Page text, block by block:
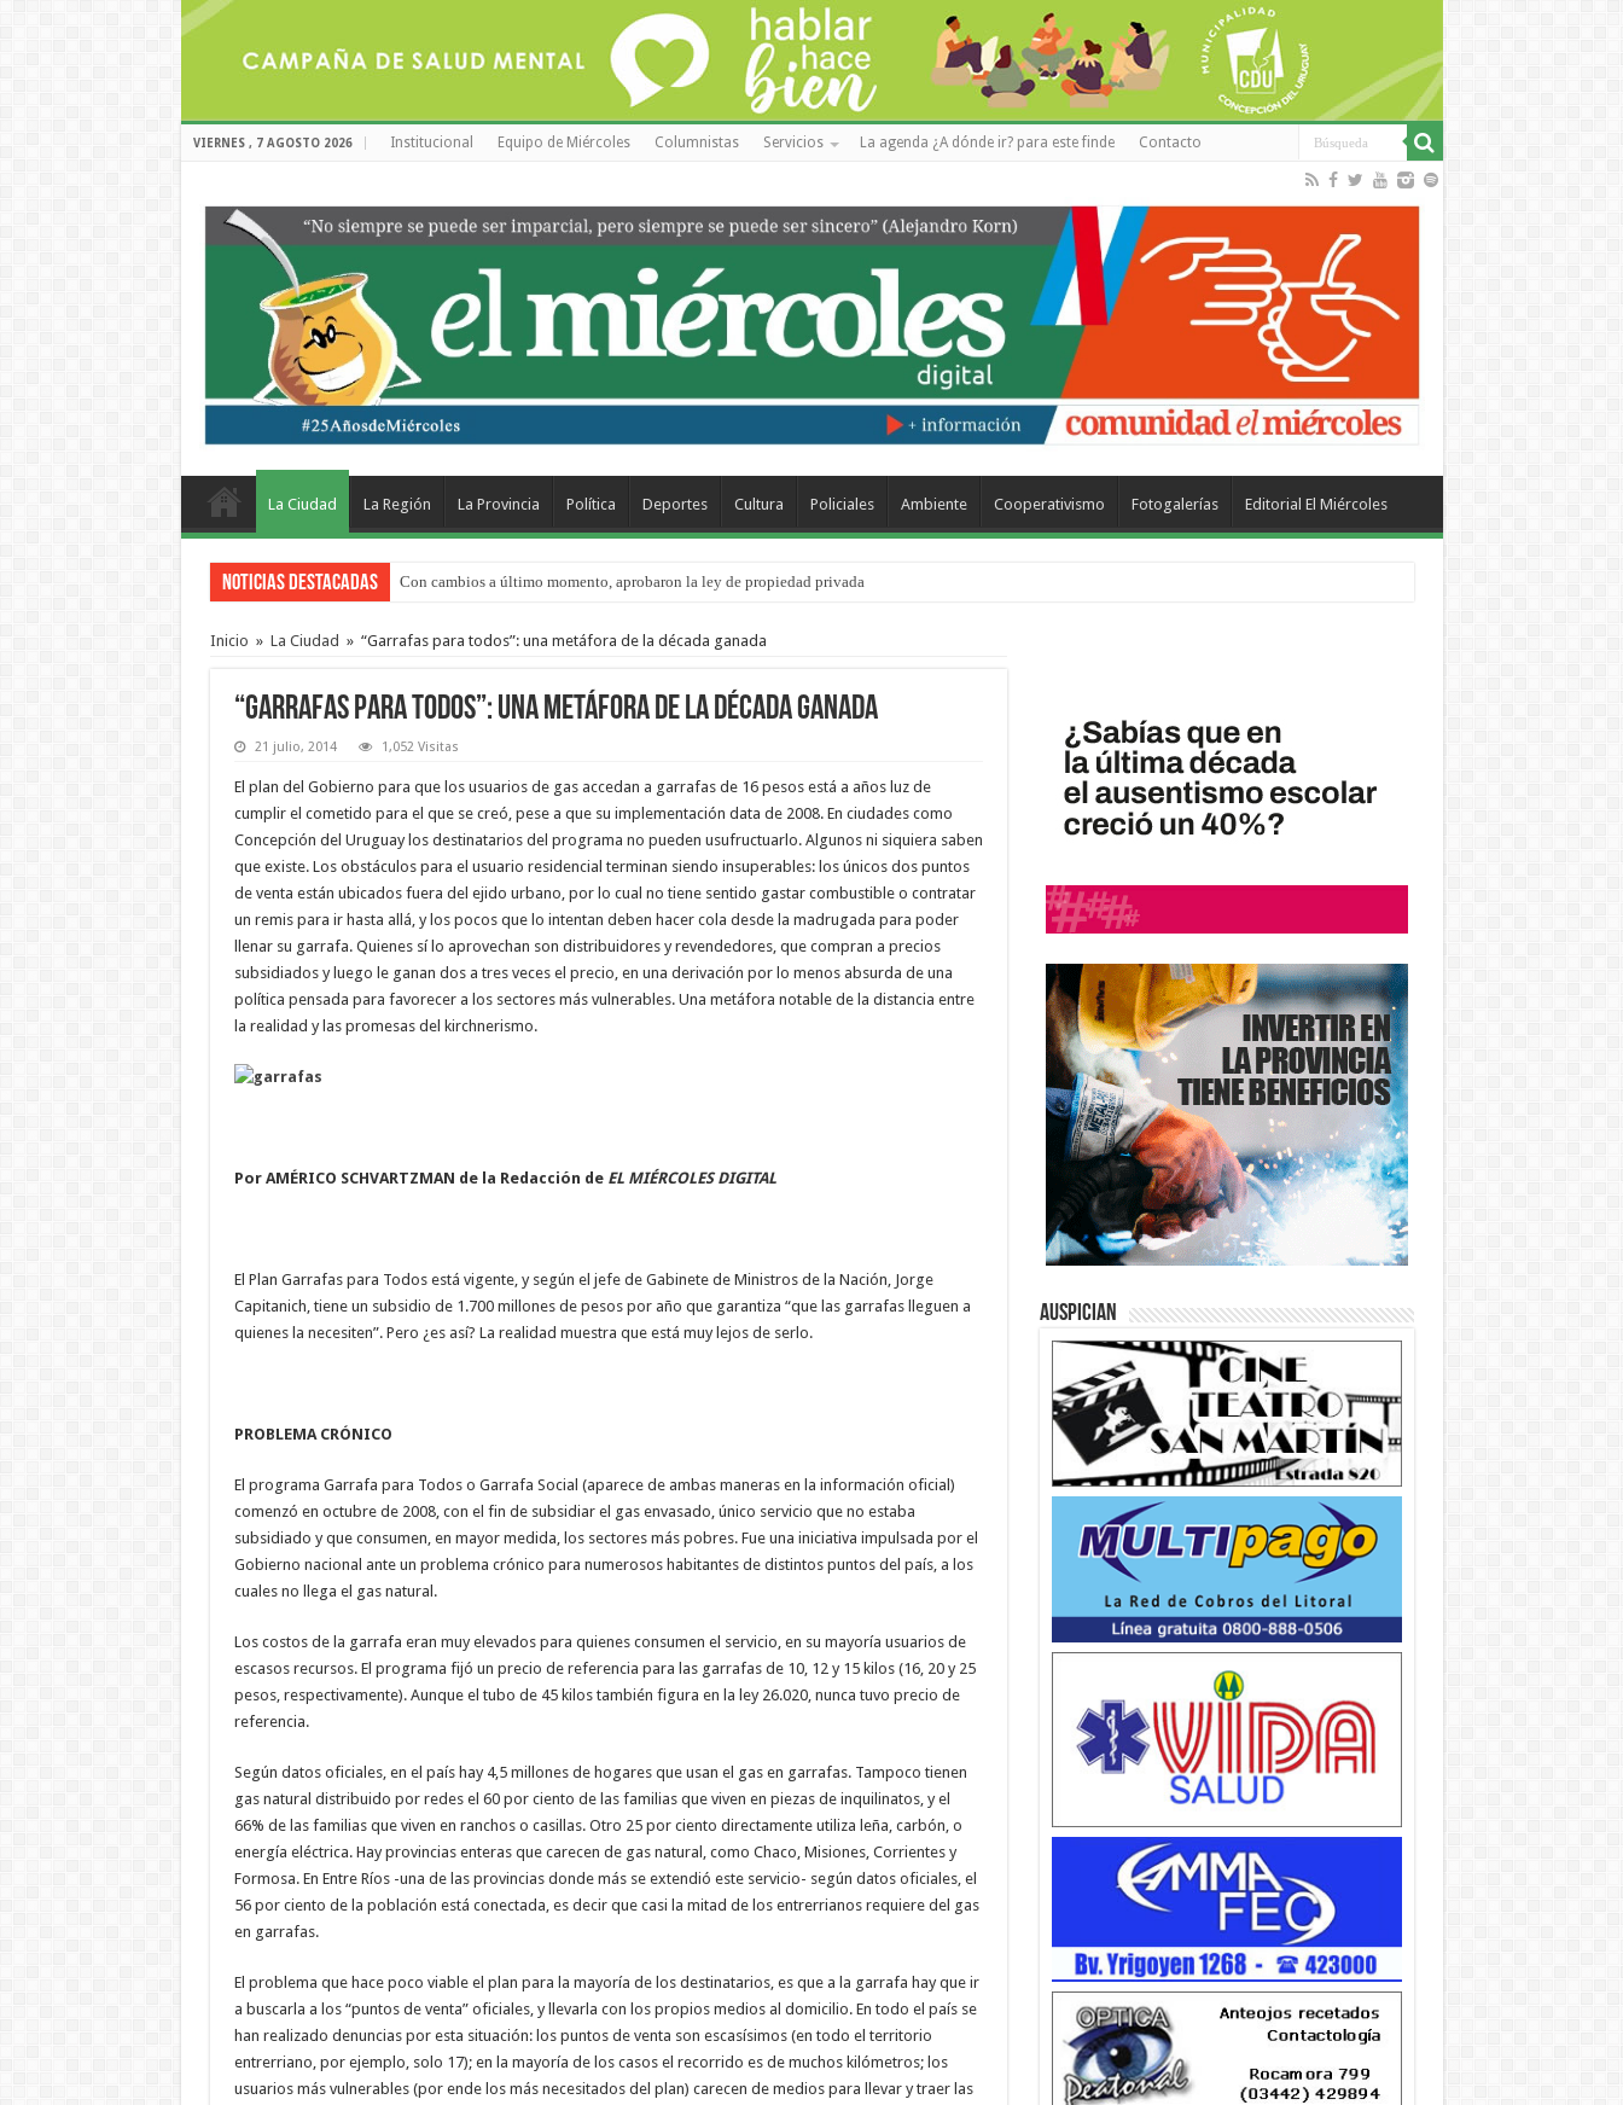
VIERNES , 7 AGOSTO 2026 Institucional Equipo de Miércoles Columnistas Servicios La agenda ¿A dónde ir? para este finde Contacto
La Ciudad La Región La Provincia Política Deportes Cultura Policiales Ambiente Cooperativismo Fotogalerías Editorial El Miércoles
Noticias Destacadas Con cambios a último momento, aprobaron la ley de propiedad privada
Del viernes 7 al domingo 9 de agosto: la agenda ¿A dónde ir? para este finde
Inicio » La Ciudad » “Garrafas para todos”: una metáfora de la década ganada
“Garrafas para todos”: una metáfora de la década ganada
21 julio, 2014 1,052 Visitas
El plan del Gobierno para que los usuarios de gas accedan a garrafas de 16 pesos está a años luz de
cumplir el cometido para el que se creó, pese a que su implementación data de 2008. En ciudades como
Concepción del Uruguay los destinatarios del programa no pueden usufructuarlo. Algunos ni siquiera saben
que existe. Los obstáculos para el usuario residencial terminan siendo insuperables: los únicos dos puntos
de venta están ubicados fuera del ejido urbano, por lo cual no tiene sentido gastar combustible o contratar
un remis para ir hasta allá, y los pocos que lo intentan deben hacer cola desde la madrugada para poder
llenar su garrafa. Quienes sí lo aprovechan son distribuidores y revendedores, que compran a precios
subsidiados y luego le ganan dos a tres veces el precio, en una derivación por lo menos absurda de una
política pensada para favorecer a los sectores más vulnerables. Una metáfora notable de la distancia entre
la realidad y las promesas del kirchnerismo.
Por AMÉRICO SCHVARTZMAN de la Redacción deEL MIÉRCOLES DIGITAL
El Plan Garrafas para Todos está vigente, y según el jefe de Gabinete de Ministros de la Nación, Jorge
Capitanich, tiene un subsidio de 1.700 millones de pesos por año que garantiza “que las garrafas lleguen a
quienes la necesiten”. Pero ¿es así? La realidad muestra que está muy lejos de serlo.
PROBLEMA CRÓNICO
El programa Garrafa para Todos o Garrafa Social (aparece de ambas maneras en la información oficial)
comenzó en octubre de 2008, con el fin de subsidiar el gas envasado, único servicio que no estaba
subsidiado y que consumen, en mayor medida, los sectores más pobres. Fue una iniciativa impulsada por el
Gobierno nacional ante un problema crónico para numerosos habitantes de distintos puntos del país, a los
cuales no llega el gas natural.
Los costos de la garrafa eran muy elevados para quienes consumen el servicio, en su mayoría usuarios de
escasos recursos. El programa fijó un precio de referencia para las garrafas de 10, 12 y 15 kilos (16, 20 y 25
pesos, respectivamente). Aunque el tubo de 45 kilos también figura en la ley 26.020, nunca tuvo precio de
referencia.
Según datos oficiales, en el país hay 4,5 millones de hogares que usan el gas en garrafas. Tampoco tienen
gas natural distribuido por redes el 60 por ciento de las familias que viven en piezas de inquilinatos, y el
66% de las familias que viven en ranchos o casillas. Otro 25 por ciento directamente utiliza leña, carbón, o
energía eléctrica. Hay provincias enteras que carecen de gas natural, como Chaco, Misiones, Corrientes y
Formosa. En Entre Ríos -una de las provincias donde más se extendió este servicio- según datos oficiales, el
56 por ciento de la población está conectada, es decir que casi la mitad de los entrerrianos requiere del gas
en garrafas.
El problema que hace poco viable el plan para la mayoría de los destinatarios, es que a la garrafa hay que ir
a buscarla a los “puntos de venta” oficiales, y llevarla con los propios medios al domicilio. En todo el país se
han realizado denuncias por esta situación: los puntos de venta son escasísimos (en todo el territorio
entrerriano, por ejemplo, solo 17); en la mayoría de los casos el recorrido es de muchos kilómetros; los
usuarios más vulnerables (por ende los más necesitados del plan) carecen de medios para llevar y traer las
Auspician